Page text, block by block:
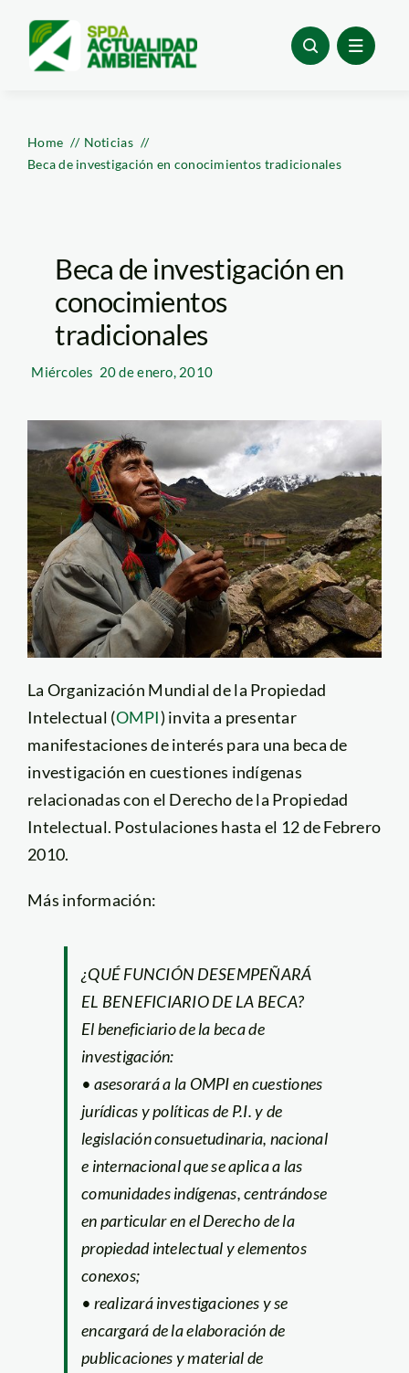
content
Home
Noticias
Beca de investigación en conocimientos tradicionales
Beca de investigación en
conocimientos
tradicionales
Miércoles 20 de enero, 2010
La Organización Mundial de la Propiedad
Intelectual (OMPI) invita a presentar
manifestaciones de interés para una beca de
investigación en cuestiones indígenas
relacionadas con el Derecho de la Propiedad
Intelectual. Postulaciones hasta el 12 de Febrero
2010.
Más información:
¿QUÉ FUNCIÓN DESEMPEÑARÁ
EL BENEFICIARIO DE LA BECA?
El beneficiario de la beca de
investigación:
• asesorará a la OMPI en cuestiones
jurídicas y políticas de P.I. y de
legislación consuetudinaria, nacional
e internacional que se aplica a las
comunidades indígenas, centrándose
en particular en el Derecho de la
propiedad intelectual y elementos
conexos;
• realizará investigaciones y se
encargará de la elaboración de
publicaciones y material de